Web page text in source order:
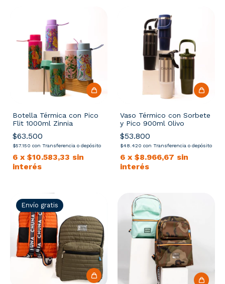
Botella Térmica con Pico
Flit 1000ml Zinnia
$63.500
$57.150 con Transferencia o depósito
6 x $10.583,33 sin
interés
Vaso Térmico con Sorbete
y Pico 900ml Olivo
$53.800
$48.420 con Transferencia o depósito
6 x $8.966,67 sin
interés
Envío gratis